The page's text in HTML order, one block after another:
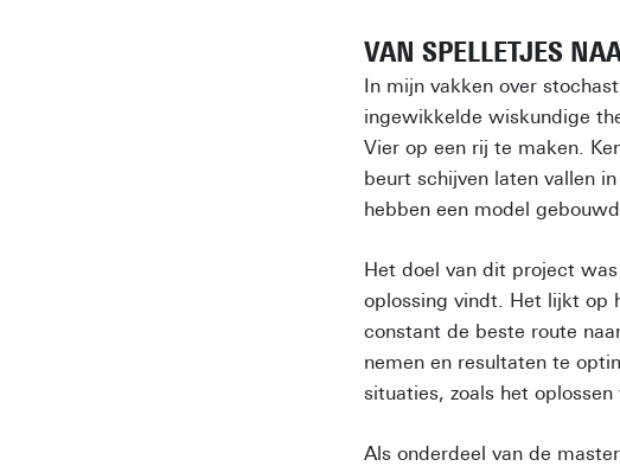
VAN SPELLETJES
In mijn vakken over
ingewikkelde wiskundige
Vier op een rij te maken.
beurt schijven laten vallen
hebben een model
Het doel van dit project
oplossing vindt. Het lijkt op
constant de beste route
nemen en resultaten te
situaties, zoals het
Als onderdeel van de